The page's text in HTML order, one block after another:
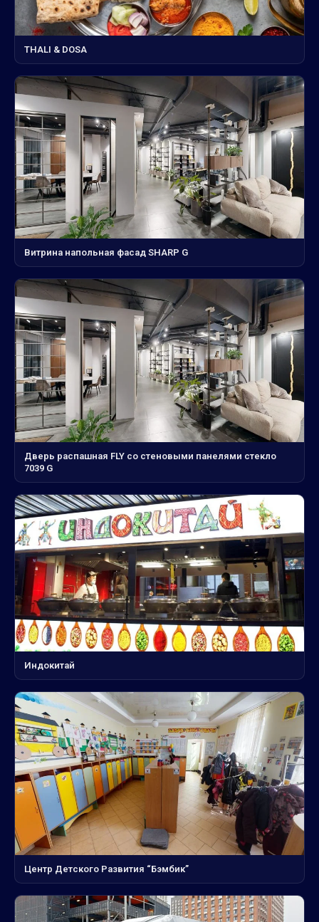
THALI & DOSA
Витрина напольная фасад SHARP G
Дверь распашная FLY со стеновыми панелями стекло
7039 G
Индокитай
Центр Детского Развития “Бэмбик”